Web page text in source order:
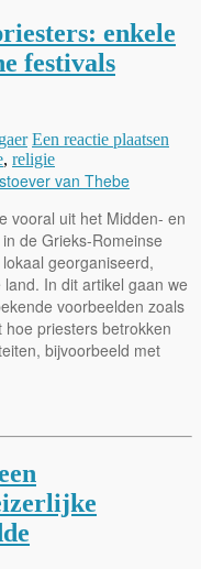
enkele
festivals
Een reactie plaatsen
, religie
vooral uit het Midden- en
de Grieks-Romeinse
georganiseerd,
In dit artikel gaan we
voorbeelden zoals
priesters betrokken
bijvoorbeeld met